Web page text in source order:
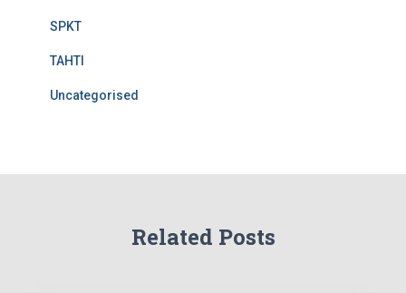
SPKT
TAHTI
Uncategorised
Related Posts